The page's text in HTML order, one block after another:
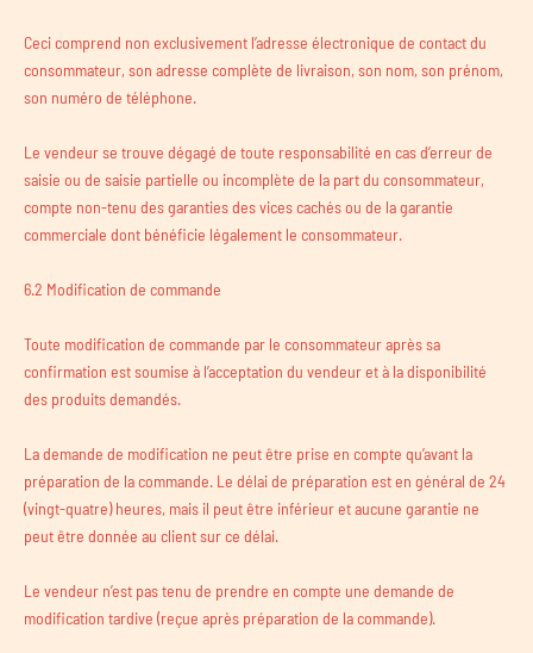
Ceci comprend non exclusivement l’adresse électronique de contact du
consommateur, son adresse complète de livraison, son nom, son prénom,
son numéro de téléphone.
Le vendeur se trouve dégagé de toute responsabilité en cas d’erreur de
saisie ou de saisie partielle ou incomplète de la part du consommateur,
compte non-tenu des garanties des vices cachés ou de la garantie
commerciale dont bénéficie légalement le consommateur.
6.2 Modification de commande
Toute modification de commande par le consommateur après sa
confirmation est soumise à l’acceptation du vendeur et à la disponibilité
des produits demandés.
La demande de modification ne peut être prise en compte qu’avant la
préparation de la commande. Le délai de préparation est en général de 24
(vingt-quatre) heures, mais il peut être inférieur et aucune garantie ne
peut être donnée au client sur ce délai.
Le vendeur n’est pas tenu de prendre en compte une demande de
modification tardive (reçue après préparation de la commande).